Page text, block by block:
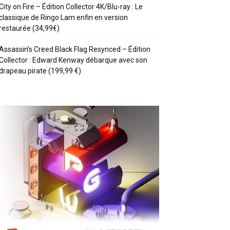
on Fire – Édition Collector 4K/Blu-ray : Le
de Ringo Lam enfin en version
(34,99€)
Creed Black Flag Resynced – Édition
: Edward Kenway débarque avec son
pirate (199,99 €)